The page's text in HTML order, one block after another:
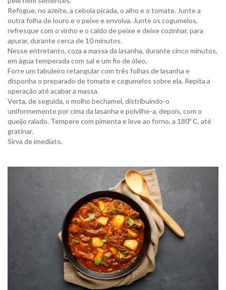
Refogue, no azeite, a cebola picada, o alho e o tomate. Junte a
outra folha de louro e o peixe e envolva. Junte os cogumelos,
refresque com o vinho e o caldo de peixe e deixe cozinhar, para
apurar, durante cerca de 10 minutos.
Nesse entretanto, coza a massa da lasanha, durante cinco minutos,
em água temperada com sal e um fio de óleo.
Forre um tabuleiro retangular com três folhas de lasanha e
disponha o preparado de tomate e cogumelos sobre ela. Repita a
operação até acabar a massa.
Verta, de seguida, o molho bechamel, distribuindo-o
uniformemente por cima da lasanha e polvilhe-a, depois, com o
queijo ralado. Tempere com pimenta e leve ao forno, a 180º C, até
gratinar.
Sirva de imediato.